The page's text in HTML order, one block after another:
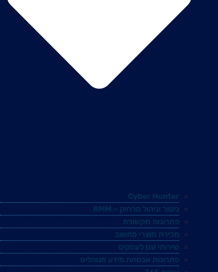
Cyber Hunter
ניטור וניהול מרחוק – RMM
פתרונות תקשורת
מכירת מוצרי מחשוב
שירותי ענן לעסקים
פתרונות אבטחת מידע מנוהלים